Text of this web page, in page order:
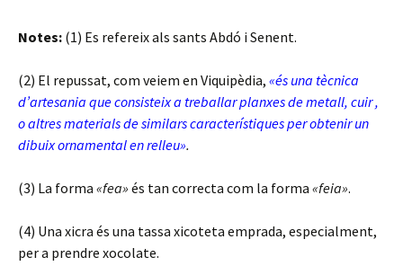
Notes: (1) Es refereix als sants Abdó i Senent.
(2) El repussat, com veiem en Viquipèdia, «és una tècnica
d’artesania que consisteix a treballar planxes de metall, cuir ,
o altres materials de similars característiques per obtenir un
dibuix ornamental en relleu».
(3) La forma «fea» és tan correcta com la forma «feia».
(4) Una xicra és una tassa xicoteta emprada, especialment,
per a prendre xocolate.